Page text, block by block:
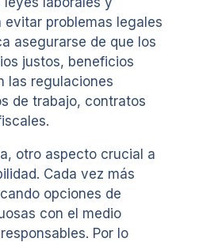
problemas legales
asegurarse de que los
justos, beneficios
las regulaciones
de trabajo, contratos
otro aspecto crucial a
Cada vez más
opciones de
con el medio
Por lo